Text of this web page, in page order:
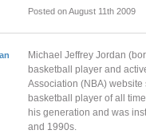
Posted on August 11th 2009
Michael Jeffrey Jordan
basketball player and
Association (NBA)
basketball player of all
his generation and was
and 1990s.